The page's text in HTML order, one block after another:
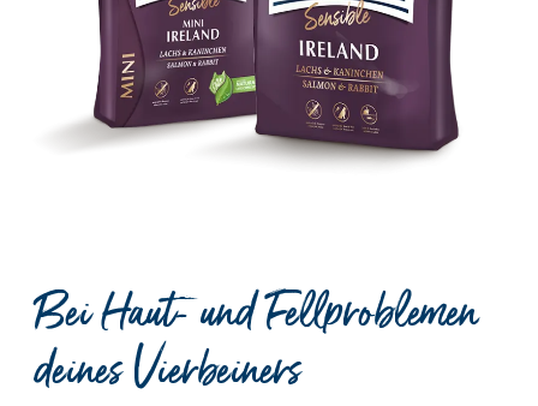
Bei Haut- und Fellproblemen
deines Vierbeiners